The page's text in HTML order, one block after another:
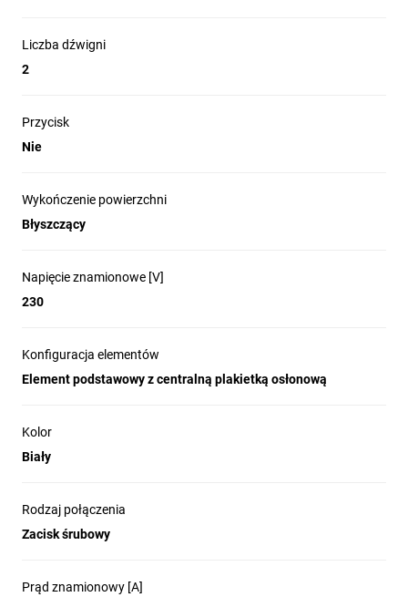
Liczba dźwigni
2
Przycisk
Nie
Wykończenie powierzchni
Błyszczący
Napięcie znamionowe [V]
230
Konfiguracja elementów
Element podstawowy z centralną plakietką osłonową
Kolor
Biały
Rodzaj połączenia
Zacisk śrubowy
Prąd znamionowy [A]